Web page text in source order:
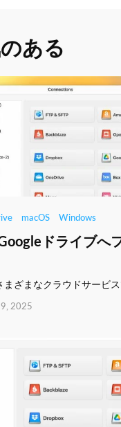
ある
macOS Windows
ドライブへ
まざまなクラウドサービス
2025